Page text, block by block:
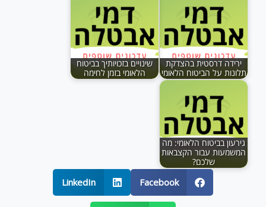
ירידה דרסטית בהצדקת
תלונות על הביטוח הלאומי
שינויים בזכויותיך בביטוח
הלאומי בזמן לחימה
גירעון בביטוח הלאומי: מה
המשמעות עבור הקצבאות
שלכם?
Facebook
LinkedIn